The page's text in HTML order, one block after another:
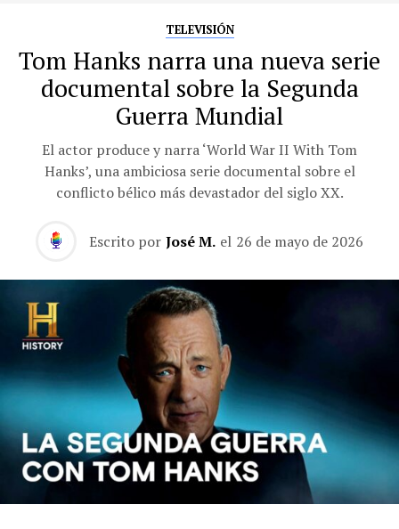
TELEVISIÓN
Tom Hanks narra una nueva serie
documental sobre la Segunda
Guerra Mundial
El actor produce y narra ‘World War II With Tom
Hanks’, una ambiciosa serie documental sobre el
conflicto bélico más devastador del siglo XX.
Escrito por José M. el 26 de mayo de 2026